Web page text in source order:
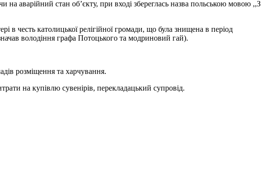
аварійний стан об’єкту, при вході збереглась назва польською мовою ,,З
в честь католицької релігійної громади, що була знищена в період
володіння графа Потоцького та модриновий гай).
розміщення та харчування.
на купівлю сувенірів, перекладацький супровід.